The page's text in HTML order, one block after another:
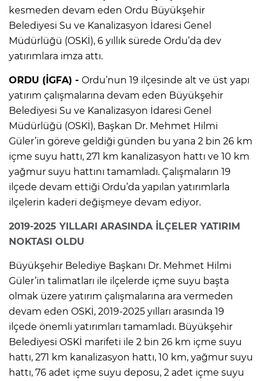
kesmeden devam eden Ordu Büyükşehir
Belediyesi Su ve Kanalizasyon İdaresi Genel
Müdürlüğü (OSKİ), 6 yıllık sürede Ordu’da dev
yatırımlara imza attı.
ORDU (İGFA) - Ordu’nun 19 ilçesinde alt ve üst yapı
yatırım çalışmalarına devam eden Büyükşehir
Belediyesi Su ve Kanalizasyon İdaresi Genel
Müdürlüğü (OSKİ), Başkan Dr. Mehmet Hilmi
Güler’in göreve geldiği günden bu yana 2 bin 26 km
içme suyu hattı, 271 km kanalizasyon hattı ve 10 km
yağmur suyu hattını tamamladı. Çalışmaların 19
ilçede devam ettiği Ordu’da yapılan yatırımlarla
ilçelerin kaderi değişmeye devam ediyor.
2019-2025 YILLARI ARASINDA İLÇELER YATIRIM
NOKTASI OLDU
Büyükşehir Belediye Başkanı Dr. Mehmet Hilmi
Güler’in talimatları ile ilçelerde içme suyu başta
olmak üzere yatırım çalışmalarına ara vermeden
devam eden OSKİ, 2019-2025 yılları arasında 19
ilçede önemli yatırımları tamamladı. Büyükşehir
Belediyesi OSKİ marifeti ile 2 bin 26 km içme suyu
hattı, 271 km kanalizasyon hattı, 10 km, yağmur suyu
hattı, 76 adet içme suyu deposu, 2 adet içme suyu